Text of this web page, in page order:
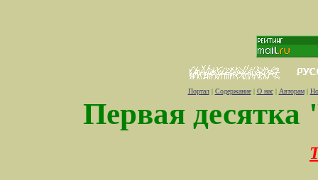
Портал| Содержание| О нас| Авторам|
Первая десятка